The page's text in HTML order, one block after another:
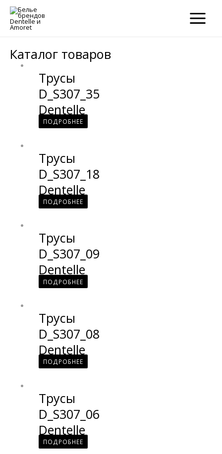
MAIN
Каталог товаров
Трусы
D_S307_35
Dentelle
ПОДРОБНЕЕ
Трусы
D_S307_18
Dentelle
ПОДРОБНЕЕ
Трусы
D_S307_09
Dentelle
ПОДРОБНЕЕ
Трусы
D_S307_08
Dentelle
ПОДРОБНЕЕ
Трусы
D_S307_06
Dentelle
ПОДРОБНЕЕ